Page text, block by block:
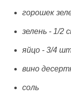
горошек
зелень - 1/2
яйцо - 3/4
вино
соль